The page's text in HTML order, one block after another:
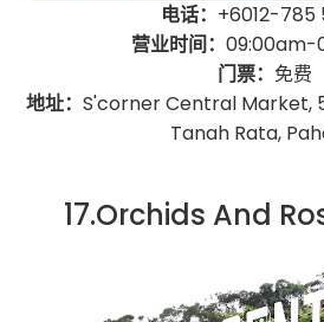
电话： +6012-785
营业时间： 09:00am-
门票： 免费
地址： S'corner Central Market,
Tanah Rata,
17.Orchids And